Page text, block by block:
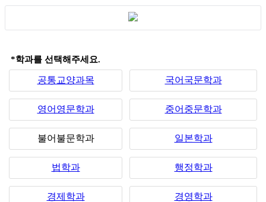
*학과를 선택해주세요.
공통교양과목 국어국문학과
영어영문학과 중어중문학과
불어불문학과 일본학과
법학과 행정학과
경제학과 경영학과